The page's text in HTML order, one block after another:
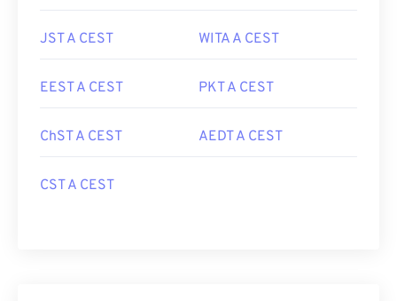
JST A CEST WITA A CEST
EEST A CEST PKT A CEST
ChST A CEST AEDT A CEST
CST A CEST